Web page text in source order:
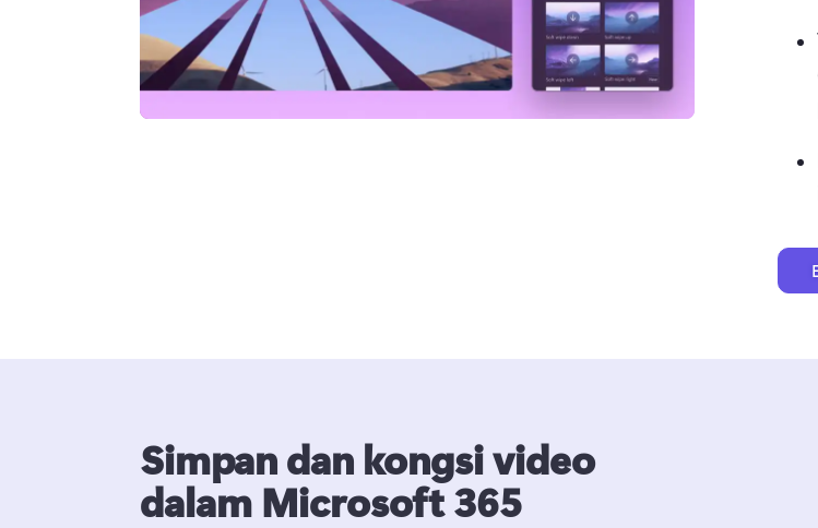
Simpan dan kongsi video
dalam Microsoft 365